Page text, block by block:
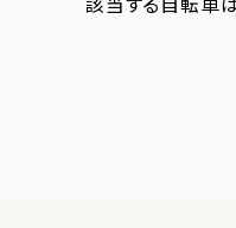
該当する自転車は